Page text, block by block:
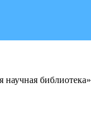
библиотека»